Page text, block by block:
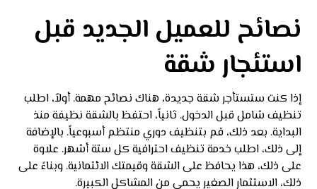
نصائح للعميل الجديد قبل
استئجار شقة
إذا كنت ستستأجر شقة جديدة، هناك نصائح مهمة. أولاً، اطلب
تنظيف شامل قبل الدخول. ثانياً، احتفظ بالشقة نظيفة منذ
البداية. بعد ذلك، قم بتنظيف دوري منتظم أسبوعياً. بالإضافة
إلى ذلك، اطلب خدمة تنظيف احترافية كل ستة أشهر. علاوة
على ذلك، هذا يحافظ على الشقة وقيمتك الائتمانية. وبناءً على
ذلك، الاستثمار الصغير يحمي من المشاكل الكبيرة.